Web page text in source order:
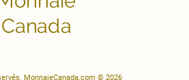
Canada
MonnaieCanada.com © 2026